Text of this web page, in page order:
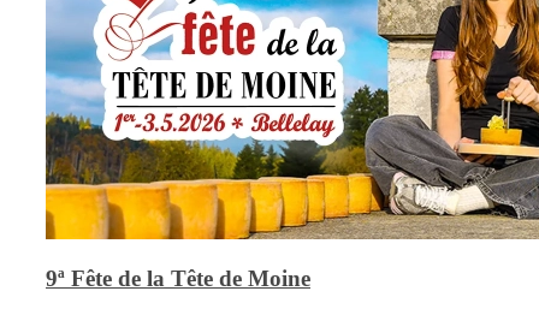
9ª Fête de la Tête de Moine